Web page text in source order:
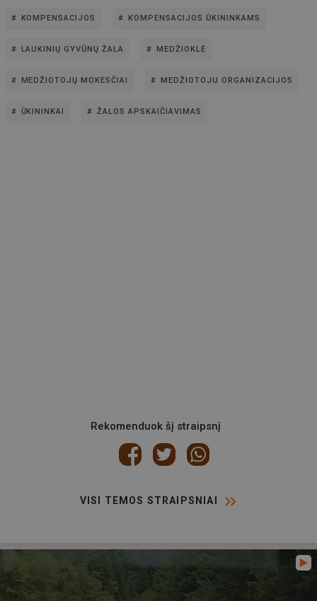
KOMPENSACIJOS KOMPENSACIJOS ŪKININKAMS
LAUKINIŲ GYVŪNŲ ŽALA MEDŽIOKLĖ
MEDŽIOTOJŲ MOKESČIAI MEDŽIOTOJU ORGANIZACIJOS
ŪKININKAI ŽALOS APSKAIČIAVIMAS
Rekomenduok šį straipsnį
VISI TEMOS STRAIPSNIAI